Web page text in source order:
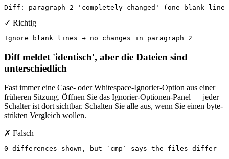
Diff: paragraph 2 'completely changed' (one blank line
✓ Richtig
Ignore blank lines → no changes in paragraph 2
Diff meldet 'identisch', aber die Dateien sind
unterschiedlich
Fast immer eine Case- oder Whitespace-Ignorier-Option aus einer
früheren Sitzung. Öffnen Sie das Ignorier-Optionen-Panel — jeder
Schalter ist dort sichtbar. Schalten Sie alle aus, wenn Sie einen byte-
strikten Vergleich wollen.
✗ Falsch
0 differences shown, but `cmp` says the files differ